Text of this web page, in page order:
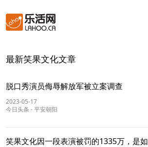
最新笑果文化文章
脱口秀演员侮辱解放军被立案调查
2023-05-17
今日头条 -平安朝阳
笑果文化因一段表演被罚的1335万，是如